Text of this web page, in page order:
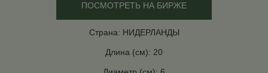
ПОСМОТРЕТЬ НА БИРЖЕ
Страна: НИДЕРЛАНДЫ
Длина (см): 20